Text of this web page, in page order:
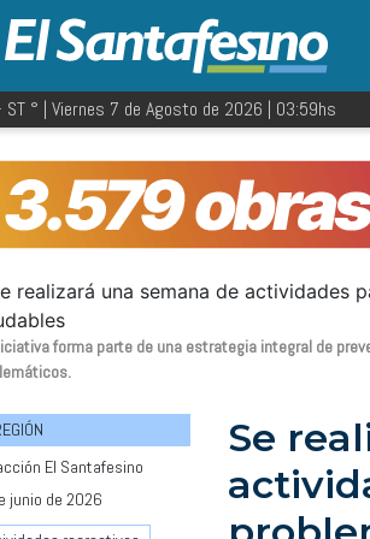
ST ° | Viernes 7 de Agosto de 2026 | 03:59hs
forma parte de una estrategia integral de
El Santafesino
junio de 2026
Se